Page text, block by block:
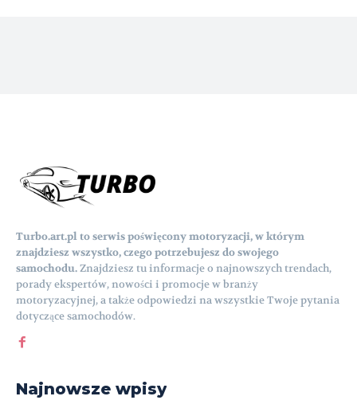
Turbo.art.pl to serwis poświęcony motoryzacji, w którym
znajdziesz wszystko, czego potrzebujesz do swojego
samochodu.Znajdziesz tu informacje o najnowszych trendach,
porady ekspertów, nowości i promocje w branży
motoryzacyjnej, a także odpowiedzi na wszystkie Twoje pytania
dotyczące samochodów.
Najnowsze wpisy